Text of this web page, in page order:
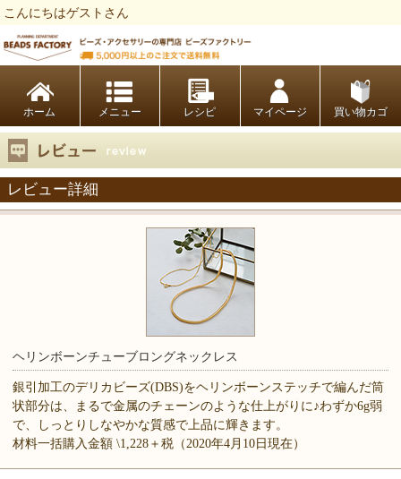
こんにちはゲストさん
ホーム レシピ マイページ 買い物カゴ
レビュー詳細
ヘリンボーンチューブロングネックレス
銀引加工のデリカビーズ(DBS)をヘリンボーンステッチで編んだ筒
状部分は、まるで金属のチェーンのような仕上がりに♪わずか6g弱
で、しっとりしなやかな質感で上品に輝きます。
材料一括購入金額 \1,228＋税（2020年4月10日現在）